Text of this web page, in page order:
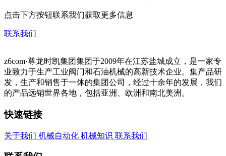
点击下方按钮联系我们获取更多信息
联系我们
z6com·尊龙时凯集团集团于2009年在江苏盐城成立，是一家专
业致力于生产工业阀门和石油机械的高新技术企业。集产品研
发，生产和销售于一体的集团公司，经过十余年的发展，我们
的产品远销世界各地，包括亚洲、欧洲和南北美洲。
快速链接
关于我们 机械自动化 机械知识 联系我们